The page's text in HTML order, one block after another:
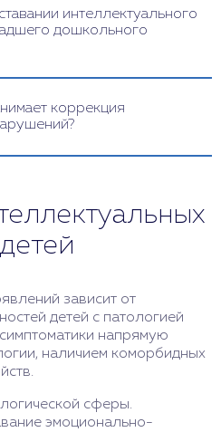
интеллектуального
дошкольного
обратить внимание и
симптомы:
(по сравнению со
с удержанием внимания,
на обращение, незнание
речи, однотипная игровая
с запоминанием
явлений, быстрая
коррекция
своевременно
школьному возрасту.
в школах общего профиля
(с упрощенной
коррекционных классах.
зависит от
детей с патологией
напрямую
наличием коморбидных
сферы.
эмоционально-